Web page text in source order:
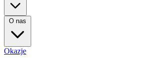
O nas
Okazje